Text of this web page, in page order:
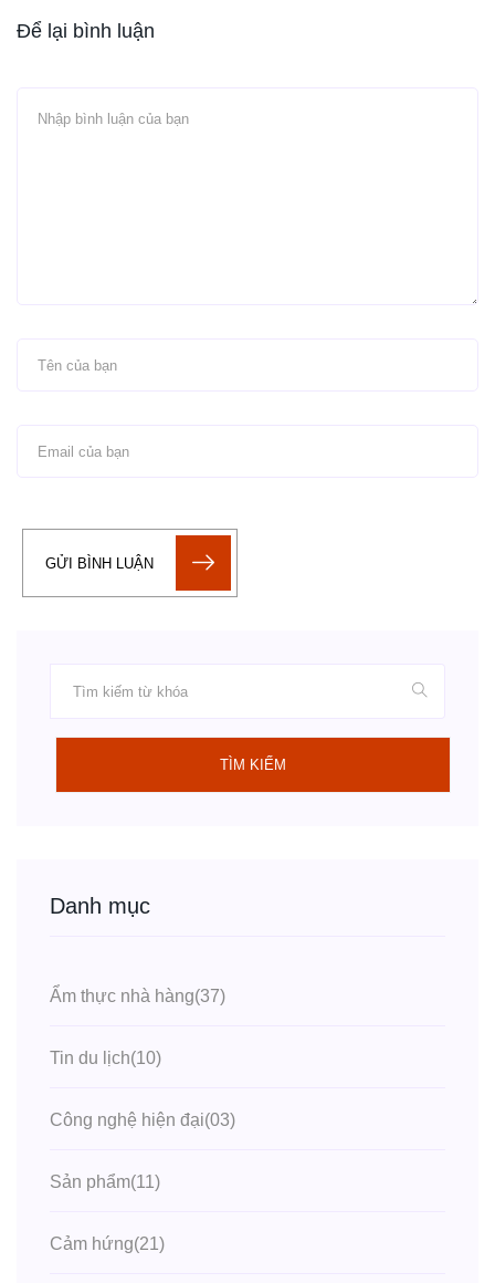
Để lại bình luận
GỬI BÌNH LUẬN
TÌM KIẾM
Danh mục
Ẩm thực nhà hàng(37)
Tin du lịch(10)
Công nghệ hiện đại(03)
Sản phẩm(11)
Cảm hứng(21)